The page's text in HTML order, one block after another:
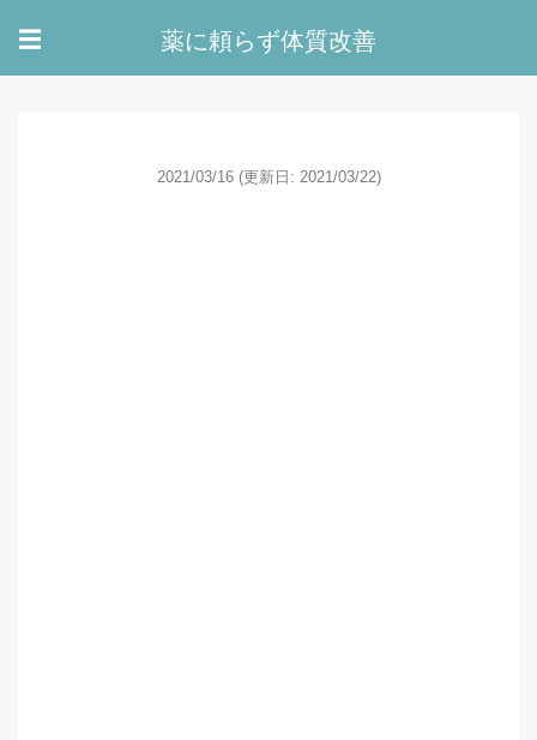
☰ 薬に頼らず体質改善
2021/03/16 (更新日: 2021/03/22)